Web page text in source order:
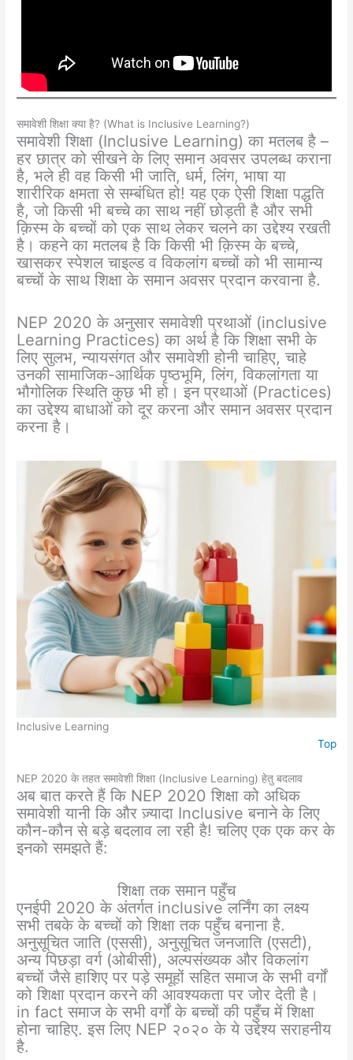
समावेशी शिक्षा क्या है? (What is Inclusive Learning?)
समावेशी शिक्षा (Inclusive Learning) का मतलब है –
हर छात्र को सीखने के लिए समान अवसर उपलब्ध कराना
है, भले ही वह किसी भी जाति, धर्म, लिंग, भाषा या
शारीरिक क्षमता से सम्बंधित हो! यह एक ऐसी शिक्षा पद्धति
है, जो किसी भी बच्चे का साथ नहीं छोड़ती है और सभी
क़िस्म के बच्चों को एक साथ लेकर चलने का उद्देश्य रखती
है। कहने का मतलब है कि किसी भी क़िस्म के बच्चे,
खासकर स्पेशल चाइल्ड व विकलांग बच्चों को भी सामान्य
बच्चों के साथ शिक्षा के समान अवसर प्रदान करवाना है.
NEP 2020 के अनुसार समावेशी प्रथाओं (inclusive
Learning Practices) का अर्थ है कि शिक्षा सभी के
लिए सुलभ, न्यायसंगत और समावेशी होनी चाहिए, चाहे
उनकी सामाजिक-आर्थिक पृष्ठभूमि, लिंग, विकलांगता या
भौगोलिक स्थिति कुछ भी हो। इन प्रथाओं (Practices)
का उद्देश्य बाधाओं को दूर करना और समान अवसर प्रदान
करना है।
Inclusive Learning
Top
NEP 2020 के तहत समावेशी शिक्षा (Inclusive Learning) हेतु बदलाव
अब बात करते हैं कि NEP 2020 शिक्षा को अधिक
समावेशी यानी कि और ज़्यादा Inclusive बनाने के लिए
कौन-कौन से बड़े बदलाव ला रही है! चलिए एक एक कर के
इनको समझते हैं:
शिक्षा तक समान पहुँच
एनईपी 2020 के अंतर्गत inclusive लर्निंग का लक्ष्य
सभी तबके के बच्चों को शिक्षा तक पहुँच बनाना है.
अनुसूचित जाति (एससी), अनुसूचित जनजाति (एसटी),
अन्य पिछड़ा वर्ग (ओबीसी), अल्पसंख्यक और विकलांग
बच्चों जैसे हाशिए पर पड़े समूहों सहित समाज के सभी वर्गों
को शिक्षा प्रदान करने की आवश्यकता पर जोर देती है।
in fact समाज के सभी वर्गों के बच्चों की पहुँच में शिक्षा
होना चाहिए. इस लिए NEP २०२० के ये उद्देश्य सराहनीय
है.